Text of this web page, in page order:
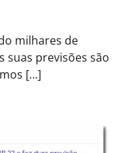
milhares de
suas previsões são
[…]